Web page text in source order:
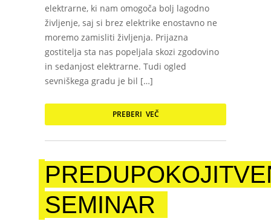
elektrarne, ki nam omogoča bolj lagodno
življenje, saj si brez elektrike enostavno ne
moremo zamisliti življenja. Prijazna
gostitelja sta nas popeljala skozi zgodovino
in sedanjost elektrarne. Tudi ogled
sevniškega gradu je bil […]
PREBERI VEČ
SEMINAR